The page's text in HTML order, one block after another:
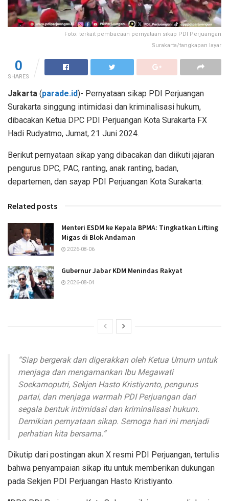
Foto: terkait pembacaan pernyataan sikap PDI Perjuangan
Surakarta/tangkapan layar
0
SHARES
Jakarta (parade.id)- Pernyataan sikap PDI Perjuangan
Surakarta singgung intimidasi dan kriminalisasi hukum,
dibacakan Ketua DPC PDI Perjuangan Kota Surakarta FX
Hadi Rudyatmo, Jumat, 21 Juni 2024.
Berikut pernyataan sikap yang dibacakan dan diikuti jajaran
pengurus DPC, PAC, ranting, anak ranting, badan,
departemen, dan sayap PDI Perjuangan Kota Surakarta:
Related posts
Menteri ESDM ke Kepala BPMA: Tingkatkan Lifting
Migas di Blok Andaman
2026-08-06
Gubernur Jabar KDM Menindas Rakyat
2026-08-04
“Siap bergerak dan digerakkan oleh Ketua Umum untuk
menjaga dan mengamankan Ibu Megawati
Soekarnoputri, Sekjen Hasto Kristiyanto, pengurus
partai, dan menjaga warmah PDI Perjuangan dari
segala bentuk intimidasi dan kriminalisasi hukum.
Demikian pernyataan sikap. Semoga hari ini menjadi
perhatian kita bersama.”
Dikutip dari postingan akun X resmi PDI Perjuangan, tertulis
bahwa penyampaian sikap itu untuk memberikan dukungan
pada Sekjen PDI Perjuangan Hasto Kristiyanto.